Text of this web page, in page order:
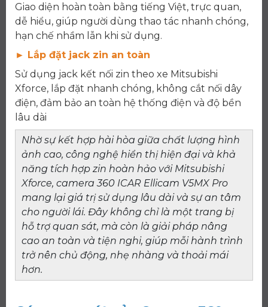
Giao diện hoàn toàn bằng tiếng Việt, trực quan,
dễ hiểu, giúp người dùng thao tác nhanh chóng,
hạn chế nhầm lẫn khi sử dụng.
► Lắp đặt jack zin an toàn
Sử dụng jack kết nối zin theo xe Mitsubishi
Xforce, lắp đặt nhanh chóng, không cắt nối dây
điện, đảm bảo an toàn hệ thống điện và độ bền
lâu dài
Nhờ sự kết hợp hài hòa giữa chất lượng hình
ảnh cao, công nghệ hiển thị hiện đại và khả
năng tích hợp zin hoàn hảo với Mitsubishi
Xforce, camera 360 ICAR Ellicam V5MX Pro
mang lại giá trị sử dụng lâu dài và sự an tâm
cho người lái. Đây không chỉ là một trang bị
hỗ trợ quan sát, mà còn là giải pháp nâng
cao an toàn và tiện nghi, giúp mỗi hành trình
trở nên chủ động, nhẹ nhàng và thoải mái
hơn.